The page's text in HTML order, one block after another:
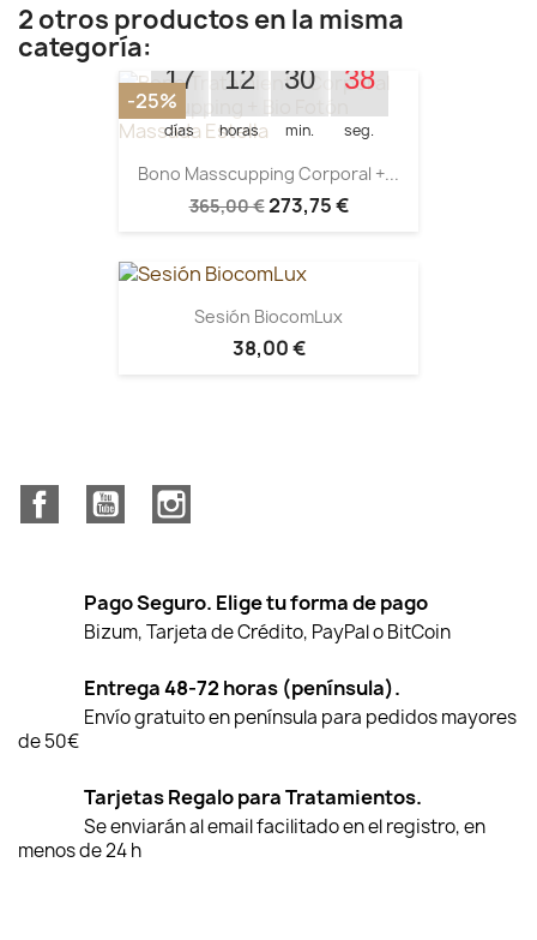
2 otros productos en la misma
categoría:
Quedan:
17
días
12
horas
30
min.
38
seg.
Bono Masscupping Corporal +...
365,00 €273,75 €
-25%
Sesión BiocomLux
38,00 €
FacebookYouTube
Pago Seguro. Elige tu forma de pago
Bizum, Tarjeta de Crédito, PayPal o BitCoin
Entrega 48-72 horas (península).
Envío gratuito en península para pedidos mayores
de 50€
Tarjetas Regalo para Tratamientos.
Se enviarán al email facilitado en el registro, en
menos de 24 h